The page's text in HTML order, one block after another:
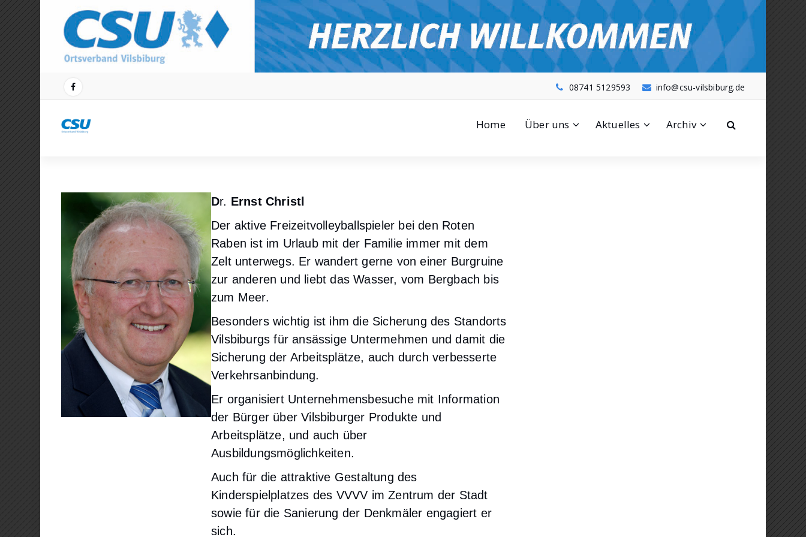
Inhalt
springen
info@csu-vilsbiburg.de
08741 5129593
Home Über uns Aktuelles Archiv
Dr. Ernst Christl
Der aktive Freizeitvolleyballspieler bei den Roten
Raben ist im Urlaub mit der Familie immer mit dem
Zelt unterwegs. Er wandert gerne von einer Burgruine
zur anderen und liebt das Wasser, vom Bergbach bis
zum Meer.
Besonders wichtig ist ihm die Sicherung des Standorts
Vilsbiburgs für ansässige Untermehmen und damit die
Sicherung der Arbeitsplätze, auch durch verbesserte
Verkehrsanbindung.
Er organisiert Unternehmensbesuche mit Information
der Bürger über Vilsbiburger Produkte und
Arbeitsplätze, und auch über
Ausbildungsmöglichkeiten.
Auch für die attraktive Gestaltung des
Kinderspielplatzes des VVVV im Zentrum der Stadt
sowie für die Sanierung der Denkmäler engagiert er
sich.